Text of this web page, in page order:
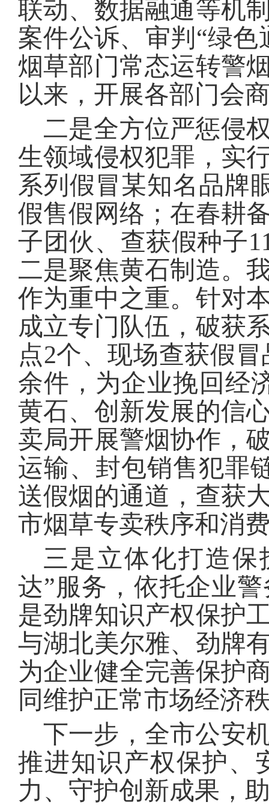
联动、数据融通等机
案件公诉、审判“绿
烟草部门常态运转警
以来，开展各部门会
二是全方位严惩侵
生领域侵权犯罪，实
系列假冒某知名品牌
假售假网络；在春耕
子团伙、查获假种子
二是聚焦黄石制造。
作为重中之重。针对
成立专门队伍，破获
点2个、现场查获假
余件，为企业挽回经
黄石、创新发展的信
卖局开展警烟协作，
运输、封包销售犯罪
送假烟的通道，查获
市烟草专卖秩序和消
三是立体化打造
达”服务，依托企业
是劲牌知识产权保护
与湖北美尔雅、劲牌
为企业健全完善保护
同维护正常市场经济
下一步，全市公安
推进知识产权保护、
力、守护创新成果，